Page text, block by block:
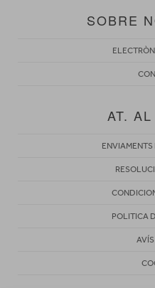
SOBRE
AT.
POLITICA